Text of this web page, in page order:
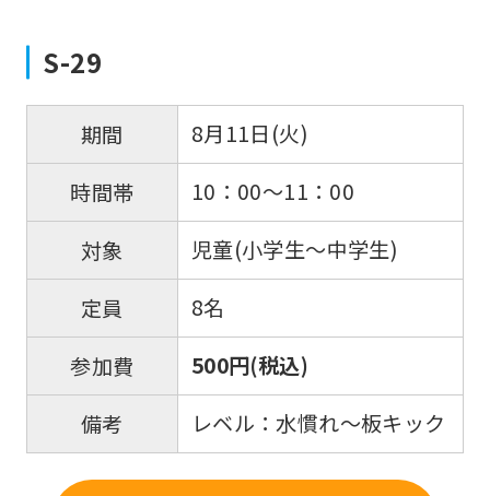
S-29
期間
8月11日(火)
時間帯
10：00～11：00
対象
児童(小学生～中学生)
定員
8名
参加費
500円(税込)
備考
レベル：水慣れ～板キック